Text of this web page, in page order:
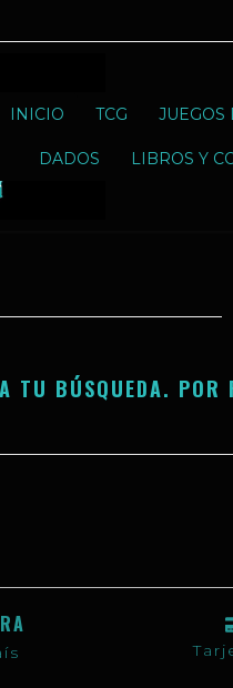
INICIO TCG JUEGOS
DADOS LIBROS Y
TU BÚSQUEDA.